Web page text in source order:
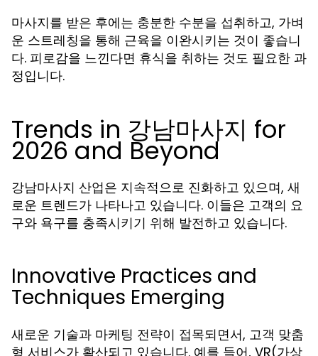
마사지를 받은 후에는 충분한 수분을 섭취하고, 가벼
운 스트레칭을 통해 근육을 이완시키는 것이 좋습니
다. 피로감을 느낀다면 휴식을 취하는 것도 필요한 과
정입니다.
Trends in 강남마사지 for
2026 and Beyond
강남마사지 산업은 지속적으로 진화하고 있으며, 새
로운 트렌드가 나타나고 있습니다. 이들은 고객의 요
구와 욕구를 충족시키기 위해 발전하고 있습니다.
Innovative Practices and
Techniques Emerging
새로운 기술과 마케팅 전략이 접목되면서, 고객 맞춤
형 서비스가 확산되고 있습니다. 예를 들어, VR(가상